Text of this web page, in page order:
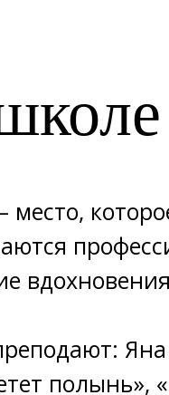
место,
полынь»,